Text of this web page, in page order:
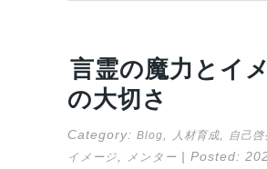
言霊の魔力とイ
の大切さ
Category: Blog 人材育成, 自己啓
イメージ メンター | Posted: